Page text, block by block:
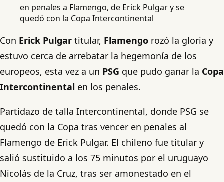
en penales a Flamengo, de Erick Pulgar y se
quedó con la Copa Intercontinental
Con Erick Pulgar titular, Flamengo rozó la gloria y
estuvo cerca de arrebatar la hegemonía de los
europeos, esta vez a un PSG que pudo ganar la Copa
Intercontinental en los penales.
Partidazo de talla Intercontinental, donde PSG se
quedó con la Copa tras vencer en penales al
Flamengo de Erick Pulgar. El chileno fue titular y
salió sustituido a los 75 minutos por el uruguayo
Nicolás de la Cruz, tras ser amonestado en el